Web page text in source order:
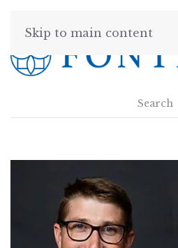
Skip to main content